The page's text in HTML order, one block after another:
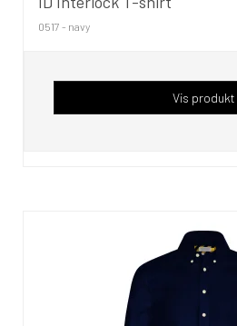
0517 - navy
Vis produkt